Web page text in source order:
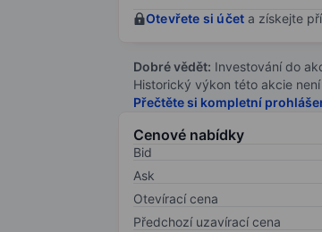
Otevřete si účet a získejte
Dobré vědět: Investování do
Historický výkon této akcie
Přečtěte si kompletní
Cenové nabídky
Bid
Ask
Otevírací cena
Předchozí uzavírací cena